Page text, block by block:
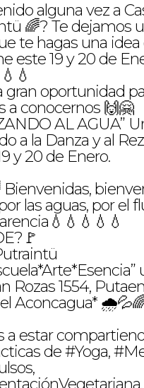
alguna vez a
🌈? Te dejamos
te hagas una
este 19 y 20 de
gran oportunidad
a conocernos 🙌🤗
AL AGUA”
a la Danza y al
y 20 de Enero.
Bienvenidas,
las aguas, por el
Rozas 1554,
Aconcagua*
a estar
de #Yoga,